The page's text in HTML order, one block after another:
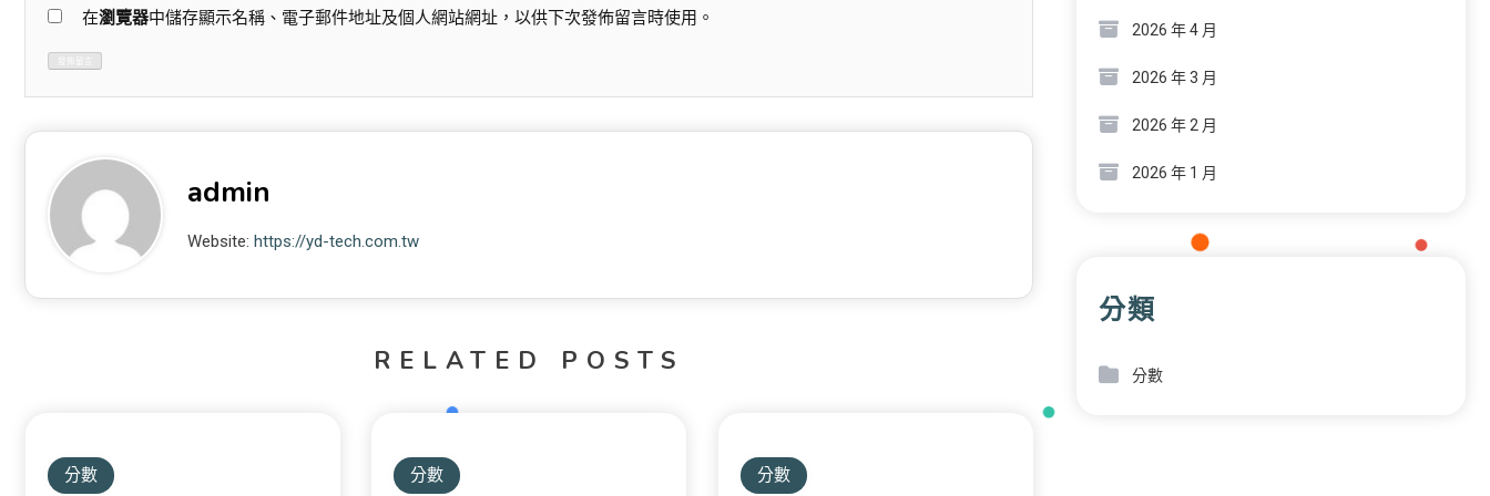
在瀏覽器中儲存顯示名稱、電子郵件地址及個人網站網址，以供下次發佈留言時使用。
admin
Website: https://yd-tech.com.tw
RELATED POSTS
分數 分數 分數
2026 年 4 月
2026 年 3 月
2026 年 2 月
2026 年 1 月
分類
分數